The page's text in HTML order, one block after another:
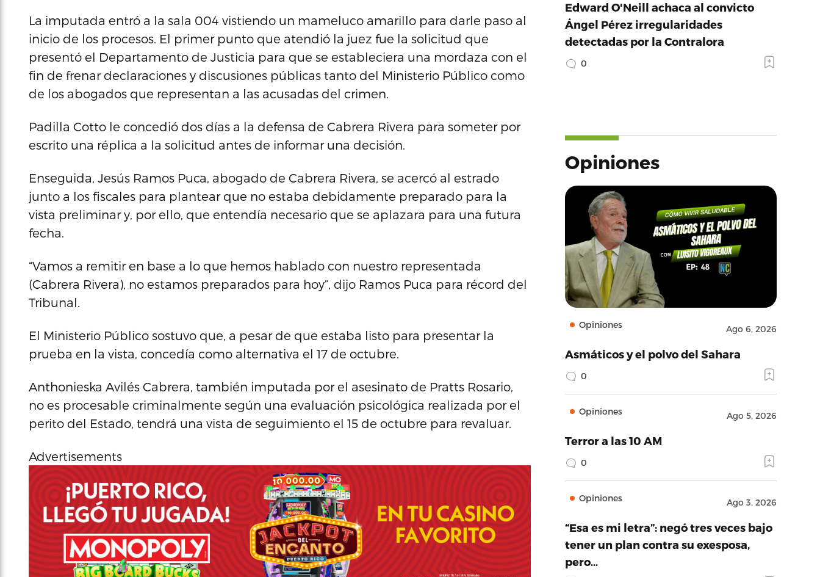
La imputada entró a la sala 004 vistiendo un mameluco amarillo para darle paso al
inicio de los procesos. El primer punto que atendió la juez fue la solicitud que
presentó el Departamento de Justicia para que se estableciera una mordaza con el
fin de frenar declaraciones y discusiones públicas tanto del Ministerio Público como
de los abogados que representan a las acusadas del crimen.
Padilla Cotto le concedió dos días a la defensa de Cabrera Rivera para someter por
escrito una réplica a la solicitud antes de informar una decisión.
Enseguida, Jesús Ramos Puca, abogado de Cabrera Rivera, se acercó al estrado
junto a los fiscales para plantear que no estaba debidamente preparado para la
vista preliminar y, por ello, que entendía necesario que se aplazara para una futura
fecha.
“Vamos a remitir en base a lo que hemos hablado con nuestro representada
(Cabrera Rivera), no estamos preparados para hoy”, dijo Ramos Puca para récord del
Tribunal.
El Ministerio Público sostuvo que, a pesar de que estaba listo para presentar la
prueba en la vista, concedía como alternativa el 17 de octubre.
Anthonieska Avilés Cabrera, también imputada por el asesinato de Pratts Rosario,
no es procesable criminalmente según una evaluación psicológica realizada por el
perito del Estado, tendrá una vista de seguimiento el 15 de octubre para revaluar.
Advertisements
Edward O'Neill achaca al convicto
Ángel Pérez irregularidades
detectadas por la Contralora
0
Opiniones
Opiniones Ago 6, 2026
Asmáticos y el polvo del Sahara
0
Opiniones Ago 5, 2026
Terror a las 10 AM
0
Opiniones Ago 3, 2026
“Esa es mi letra”: negó tres veces bajo
tener un plan contra su exesposa,
pero…